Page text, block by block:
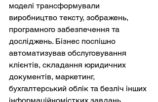
моделі трансформували
виробництво тексту, зображень,
програмного забезпечення та
досліджень. Бізнес поспішно
автоматизував обслуговування
клієнтів, складання юридичних
документів, маркетинг,
бухгалтерський облік та безліч інших
інформаційномістких завдань.